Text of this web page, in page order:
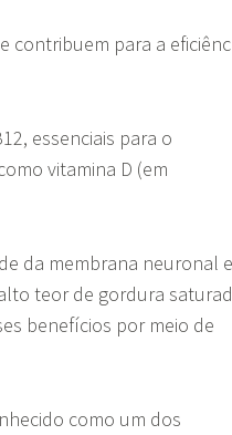
contribuem para a
essenciais para o
vitamina D (em
da membrana neuronal e
teor de gordura
benefícios por meio de
como um dos